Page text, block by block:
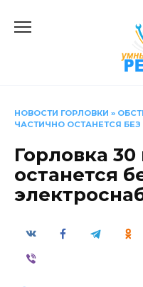
НОВОСТИ ГОРЛОВКИ »
ЧАСТИЧНО ОСТАНЕТСЯ
Горловка
останется